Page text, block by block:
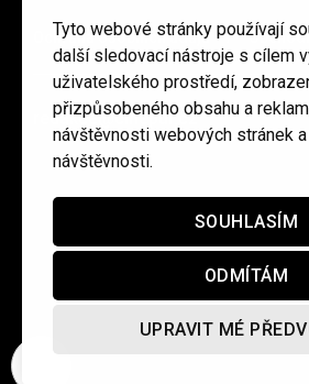
Tyto webové stránky používají
další sledovací nástroje s cílem
uživatelského prostředí,
přizpůsobeného obsahu a
návštěvnosti webových stránek
návštěvnosti.
SOUHLASÍM
ODMÍTÁM
UPRAVIT MÉ
Ochrana osobních údajů /
redakce@cinepur.cz